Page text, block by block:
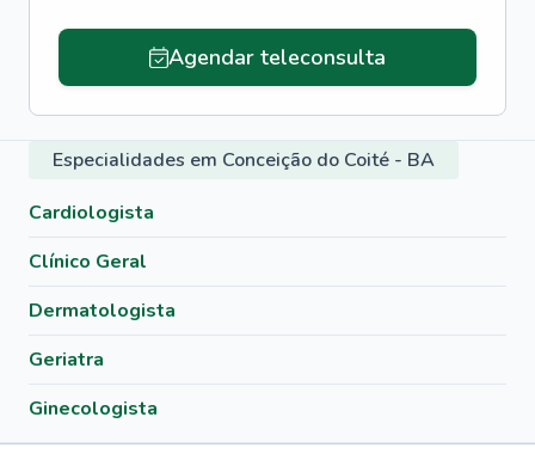
Agendar teleconsulta
Especialidades em Conceição do Coité - BA
Cardiologista
Clínico Geral
Dermatologista
Geriatra
Ginecologista